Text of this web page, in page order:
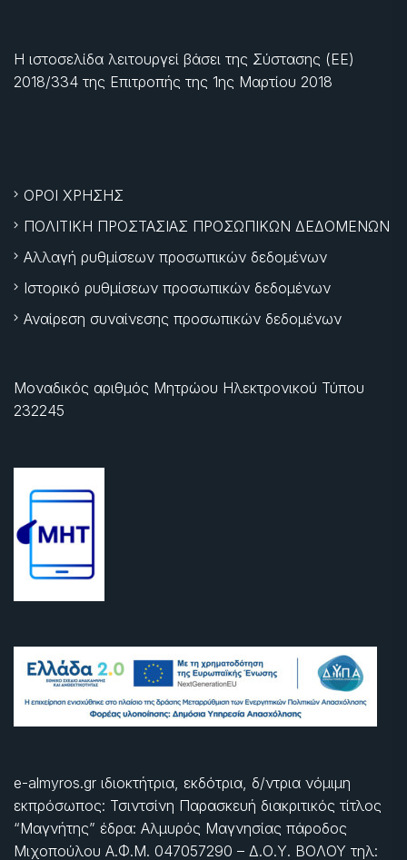
Η ιστοσελίδα λειτουργεί βάσει της Σύστασης (ΕΕ)
2018/334 της Επιτροπής της 1ης Μαρτίου 2018
ΟΡΟΙ ΧΡΗΣΗΣ
ΠΟΛΙΤΙΚΗ ΠΡΟΣΤΑΣΙΑΣ ΠΡΟΣΩΠΙΚΩΝ ΔΕΔΟΜΕΝΩΝ
Αλλαγή ρυθμίσεων προσωπικών δεδομένων
Ιστορικό ρυθμίσεων προσωπικών δεδομένων
Αναίρεση συναίνεσης προσωπικών δεδομένων
Μοναδικός αριθμός Μητρώου Ηλεκτρονικού Τύπου
232245
e-almyros.gr ιδιοκτήτρια, εκδότρια, δ/ντρια νόμιμη
εκπρόσωπος: Τσιντσίνη Παρασκευή διακριτικός τίτλος
“Μαγνήτης” έδρα: Αλμυρός Μαγνησίας πάροδος
Μιχοπούλου Α.Φ.Μ. 047057290 – Δ.Ο.Υ. ΒΟΛΟΥ τηλ: